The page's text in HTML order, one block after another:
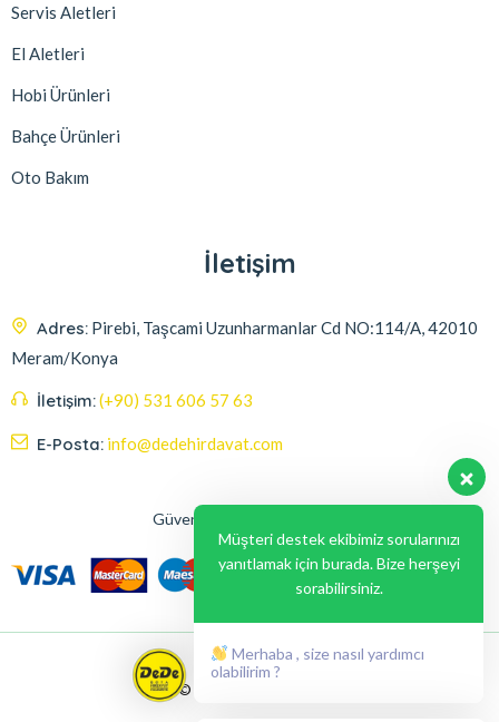
Servis Aletleri
El Aletleri
Hobi Ürünleri
Bahçe Ürünleri
Oto Bakım
İletişim
Adres: Pirebi, Taşcami Uzunharmanlar Cd NO:114/A, 42010
Meram/Konya
İletişim:(+90) 531 606 57 63
E-Posta: info@dedehirdavat.com
Güvenli Ödeme Seçenekleri
© 2024, Liabil Dizayn
Müşteri destek ekibimiz sorularınızı
yanıtlamak için burada. Bize herşeyi
sorabilirsiniz.
Merhaba , size nasıl yardımcı
olabilirim ?